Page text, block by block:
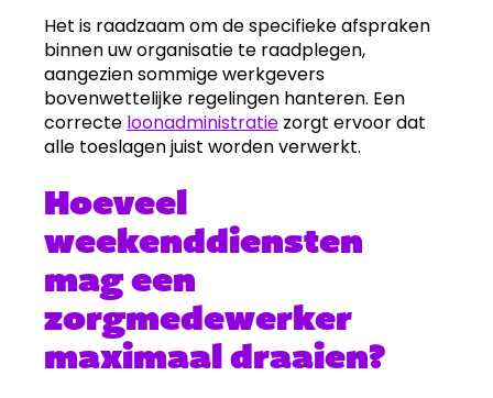
Het is raadzaam om de specifieke afspraken
binnen uw organisatie te raadplegen,
aangezien sommige werkgevers
bovenwettelijke regelingen hanteren. Een
correcte loonadministratie zorgt ervoor dat
alle toeslagen juist worden verwerkt.
Hoeveel
weekenddiensten
mag een
zorgmedewerker
maximaal draaien?